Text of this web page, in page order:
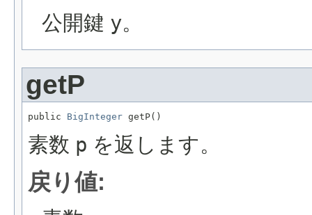
公開鍵 y。
getP
public BigInteger getP()
素数 p を返します。
戻り値: